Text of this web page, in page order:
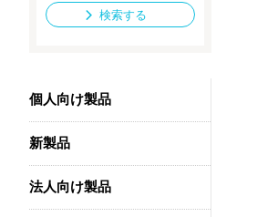
法人向け製品
検索する
個人向け製品
新製品
法人向け製品